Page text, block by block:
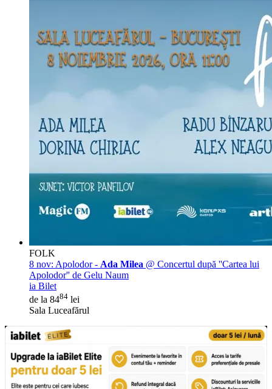
FOLK
8 nov: Apolodor - Ada Milea @ Concertul după ''Cartea lui
Apolodor'' de Gelu Naum
ia Bilet
de la 8484 lei
Sala Luceafărul